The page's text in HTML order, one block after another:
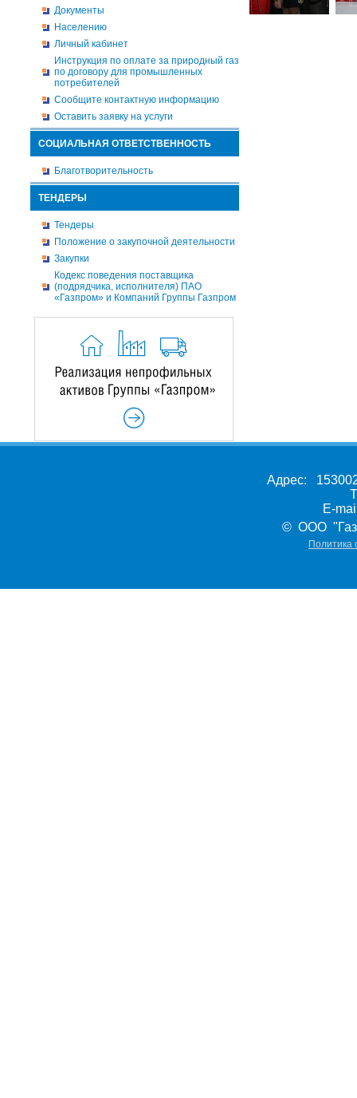
Документы
Населению
Личный кабинет
Инструкция по оплате за природный газ
по договору для промышленных
потребителей
Сообщите контактную информацию
Оставить заявку на услуги
СОЦИАЛЬНАЯ ОТВЕТСТВЕННОСТЬ
Благотворительность
ТЕНДЕРЫ
Тендеры
Положение о закупочной деятельности
Закупки
Кодекс поведения поставщика
(подрядчика, исполнителя) ПАО
«Газпром» и Компаний Группы Газпром
Адрес:
E-
© ООО
Политика